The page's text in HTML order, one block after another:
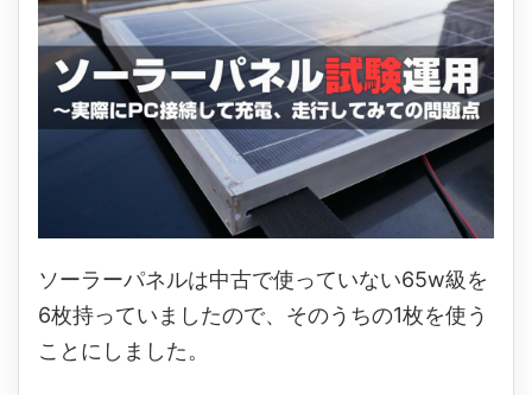
ソーラーパネルは中古で使っていない65w級を
6枚持っていましたので、そのうちの1枚を使う
ことにしました。